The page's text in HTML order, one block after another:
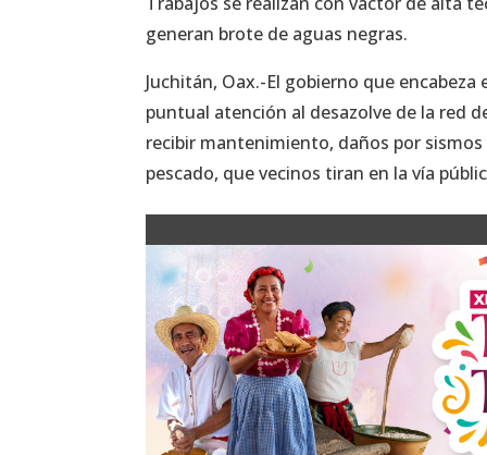
generan brote de aguas negras.
Juchitán, Oax.-El gobierno que
puntual atención al desazolve de la red
recibir mantenimiento, daños por
pescado, que vecinos tiran en la vía